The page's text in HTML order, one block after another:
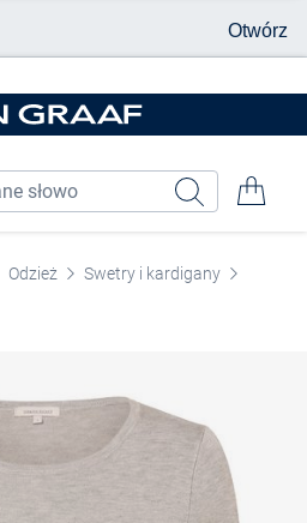
Odzież
Swetry i kardigany
Otwórz